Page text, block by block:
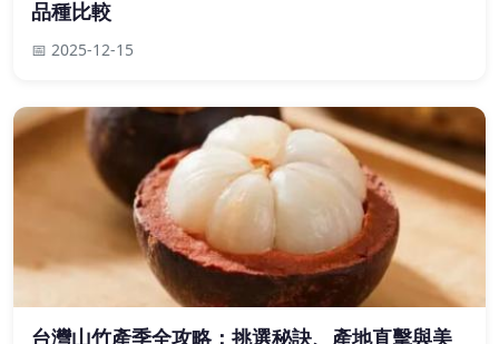
品種比較
📅 2025-12-15
台灣山竹產季全攻略：挑選秘訣、產地直擊與美